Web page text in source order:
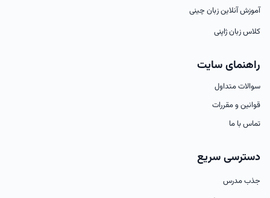
آموزش آنلاین زبان چینی
کلاس زبان ژاپنی
راهنمای سایت
سوالات متداول
قوانین و مقررات
تماس با ما
دسترسی سریع
جذب مدرس